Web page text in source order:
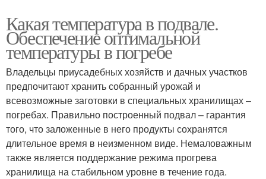
Какая температура в подвале.
Обеспечение оптимальной
температуры в погребе
Владельцы приусадебных хозяйств и дачных участков
предпочитают хранить собранный урожай и
всевозможные заготовки в специальных хранилищах –
погребах. Правильно построенный подвал – гарантия
того, что заложенные в него продукты сохранятся
длительное время в неизменном виде. Немаловажным
также является поддержание режима прогрева
хранилища на стабильном уровне в течение года.